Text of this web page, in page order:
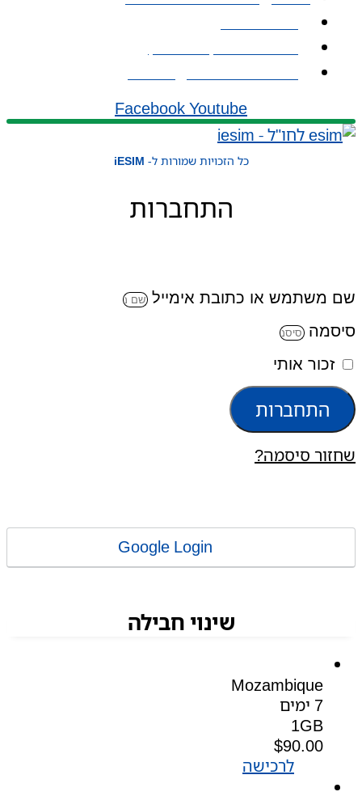
Facebook Youtube
כל הזכויות שמורות ל- iESIM
התחברות
שם משתמש או כתובת אימייל
סיסמה
זכור אותי
התחברות
שחזור סיסמה?
שינוי חבילה
Mozambique
7 ימים
1GB
$90.00
לרכישה